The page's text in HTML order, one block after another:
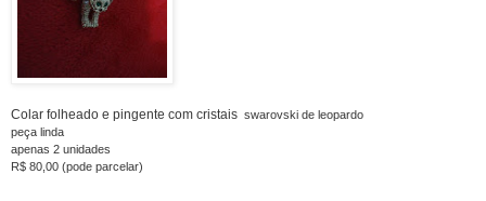
Colar folheado e pingente com cristais swarovski de leopardo
peça linda
apenas 2 unidades
R$ 80,00 (pode parcelar)